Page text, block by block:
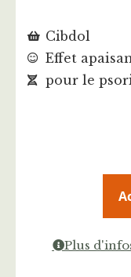
Cibdol
Effet
pour le
Plus